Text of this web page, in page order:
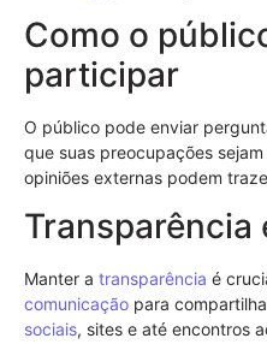
Como o
participar
O público pode enviar
que suas preocupações
opiniões externas podem
Transparência
Manter a transparência é
comunicação para
sociais, sites e até encontros